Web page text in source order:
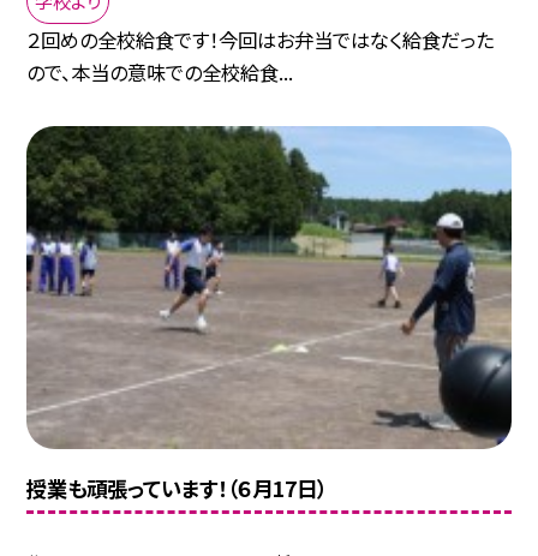
２回めの全校給食です！今回はお弁当ではなく給食だった
ので、本当の意味での全校給食...
授業も頑張っています！（６月17日）